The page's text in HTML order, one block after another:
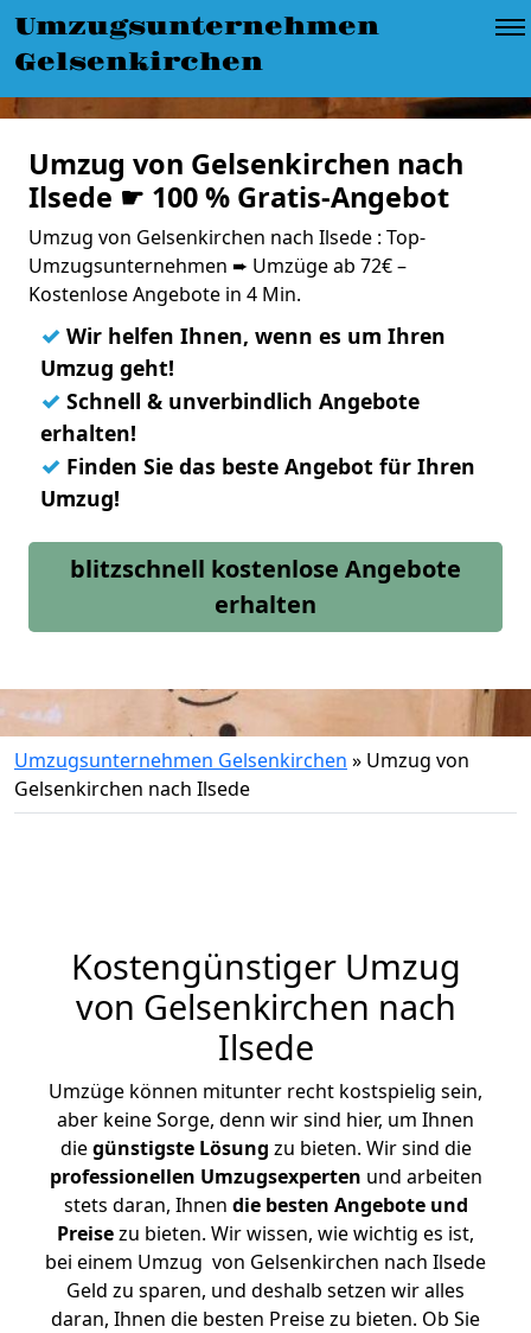
Umzugsunternehmen
Gelsenkirchen
Umzug von Gelsenkirchen nach
Ilsede ☛ 100 % Gratis-Angebot
Umzug von Gelsenkirchen nach Ilsede : Top-
Umzugsunternehmen ➨ Umzüge ab 72€ –
Kostenlose Angebote in 4 Min.
✓ Wir helfen Ihnen, wenn es um Ihren
Umzug geht!
✓ Schnell & unverbindlich Angebote
erhalten!
✓ Finden Sie das beste Angebot für Ihren
Umzug!
blitzschnell kostenlose Angebote
erhalten
Umzugsunternehmen Gelsenkirchen » Umzug von
Gelsenkirchen nach Ilsede
Kostengünstiger Umzug
von Gelsenkirchen nach
Ilsede
Umzüge können mitunter recht kostspielig sein,
aber keine Sorge, denn wir sind hier, um Ihnen
diegünstigste Lösung zu bieten. Wir sind die
professionellen Umzugsexperten und arbeiten
stets daran, Ihnen die besten Angebote und
Preisezu bieten. Wir wissen, wie wichtig es ist,
bei einem Umzug von Gelsenkirchen nach Ilsede
Geld zu sparen, und deshalb setzen wir alles
daran, Ihnen die besten Preise zu bieten. Ob Sie